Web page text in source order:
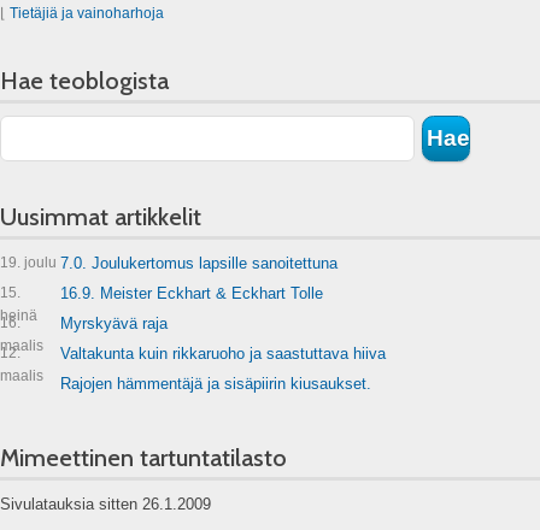
⌊ Tietäjiä ja vainoharhoja
Hae teoblogista
Uusimmat artikkelit
19. joulu 7.0. Joulukertomus lapsille sanoitettuna
15.
heinä
16.9. Meister Eckhart & Eckhart Tolle
16.
maalis
Myrskyävä raja
12.
maalis
Valtakunta kuin rikkaruoho ja saastuttava hiiva
Rajojen hämmentäjä ja sisäpiirin kiusaukset.
Mimeettinen tartuntatilasto
Sivulatauksia sitten 26.1.2009